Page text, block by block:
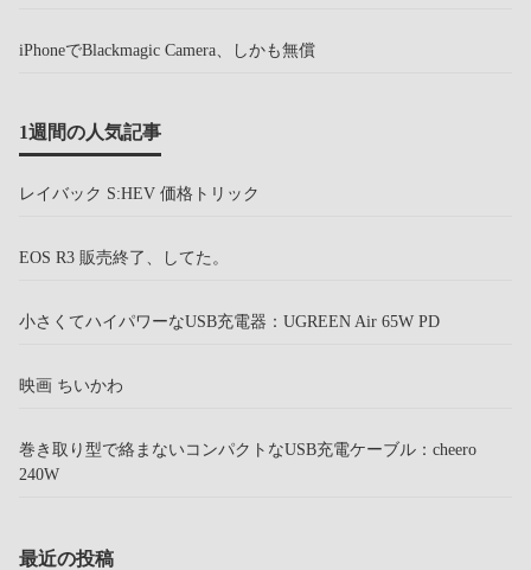
iPhoneでBlackmagic Camera、しかも無償
1週間の人気記事
レイバック S:HEV 価格トリック
EOS R3 販売終了、してた。
小さくてハイパワーなUSB充電器：UGREEN Air 65W PD
映画 ちいかわ
巻き取り型で絡まないコンパクトなUSB充電ケーブル：cheero
240W
最近の投稿